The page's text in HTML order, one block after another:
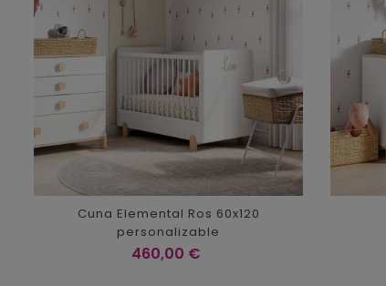
Cuna Elemental Ros 60x120
personalizable
Precio
460,00 €